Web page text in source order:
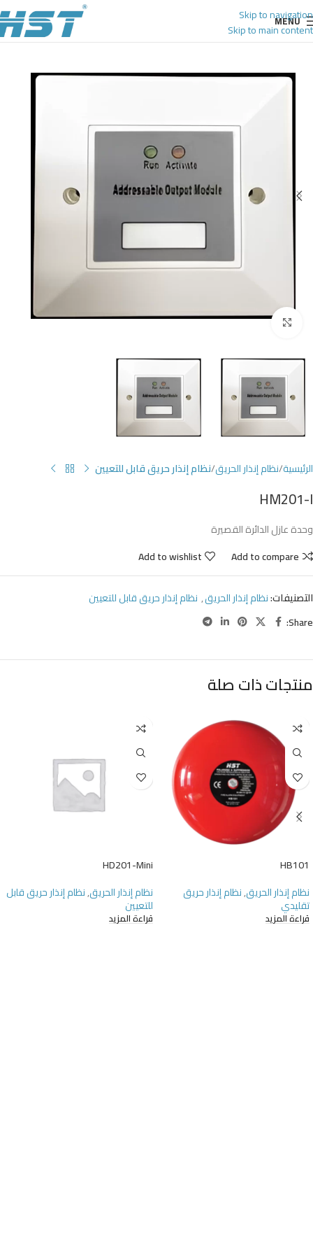
Skip to navigation
Skip to main content
MENU
Click to enlarge
الرئيسية نظام إنذار الحريق نظام إنذار حريق قابل للتعيين
HM201-I
وحدة عازل الدائرة القصيرة
Add to compare
Add to wishlist
التصنيفات:نظام إنذار الحريق, نظام إنذار حريق قابل للتعيين
Share:
منتجات ذات صلة
HB101
نظام إنذار الحريق,نظام إنذار حريق
تقليدي
قراءة المزيد
HD201-Mini
نظام إنذار الحريق,نظام إنذار حريق قابل
للتعيين
قراءة المزيد